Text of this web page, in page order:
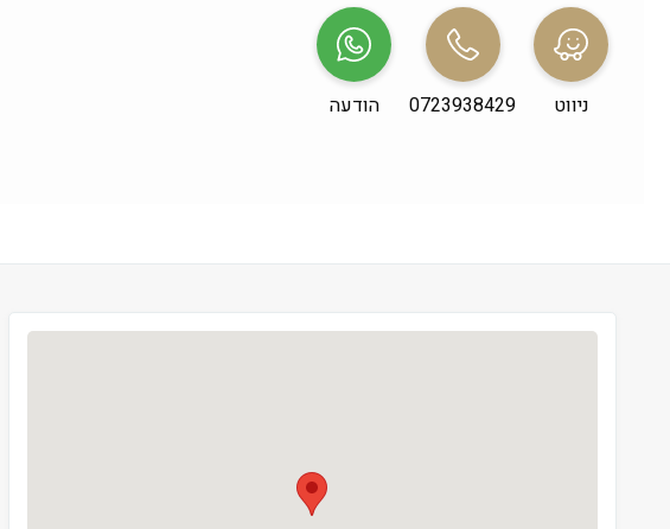
שני
09:00-21:00
שלישי
רביעי
ניווט 0723938429 הודעה